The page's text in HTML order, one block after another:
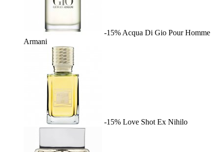
-15% Acqua Di Gio Pour Homme
Armani
-15% Love Shot Ex Nihilo